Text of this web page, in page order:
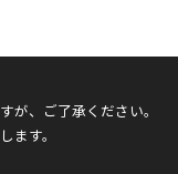
、ご了承ください。
す。